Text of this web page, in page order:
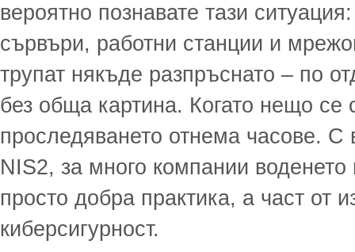
вероятно познавате тази
сървъри, работни станции и
трупат някъде разпръснато – по
без обща картина. Когато нещо се
проследяването отнема часове. С
NIS2, за много компании воденето
просто добра практика, а част от
киберсигурност.